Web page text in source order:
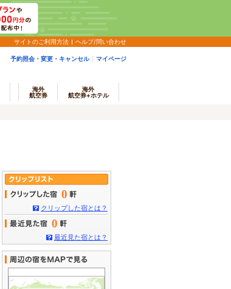
サイトのご利用方法 ヘルプ/問い合わせ
予約照会・変更・キャンセル マイページ
海外
航空券
海外
航空券+ホテル
0
クリップした宿とは？
0
最近見た宿とは？